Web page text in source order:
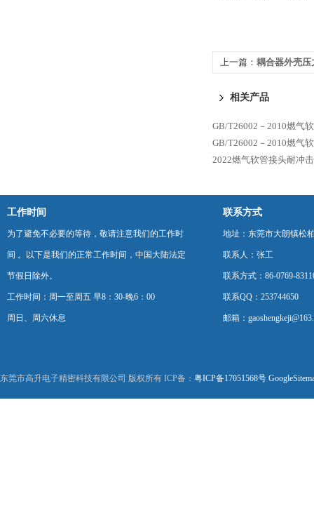
上一篇： 耦合器外壳压
相关产品
GB/T26002－2010燃气
GB/T26002－2010燃气
2022燃气软管接头耐冲
工作时间
为了避免不必要的等待，敬请注意我们的工作时
间 。以下是我们的正常工作时间，中国大陆法定
节假日除外。
工作时间：周一至周五 早8：30-晚6：00
周日、周六休息
联系方式
地址：东莞市大朗镇松
联系人：张工
联系方式：86-0769-
联系QQ：253744650
邮箱：
东莞市高升电子精密科技有限公司 版权所有 ICP备： 粤ICP备17051568号